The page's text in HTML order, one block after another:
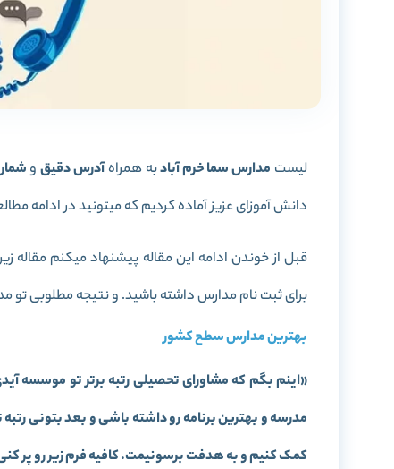
لیست مدارس سما خرم آبادبه همراهآدرس دقیقو
دانش آموزای عزیز آماده کردیم که میتونید در ادامه
قبل از خوندن ادامه این مقاله پیشنهاد میکنم مقاله
برای ثبت نام مدارس داشته باشید. و نتیجه مطلوبی تو
بهترین مدارس سطح کشور
«اینم بگم که مشاورای تحصیلی رتبه برتر تو موسسه
مدرسه و بهترین برنامه رو داشته باشی و بعد بتونی
کمک کنیم و به هدفت برسونیمت. کافیه فرم زیر رو پر